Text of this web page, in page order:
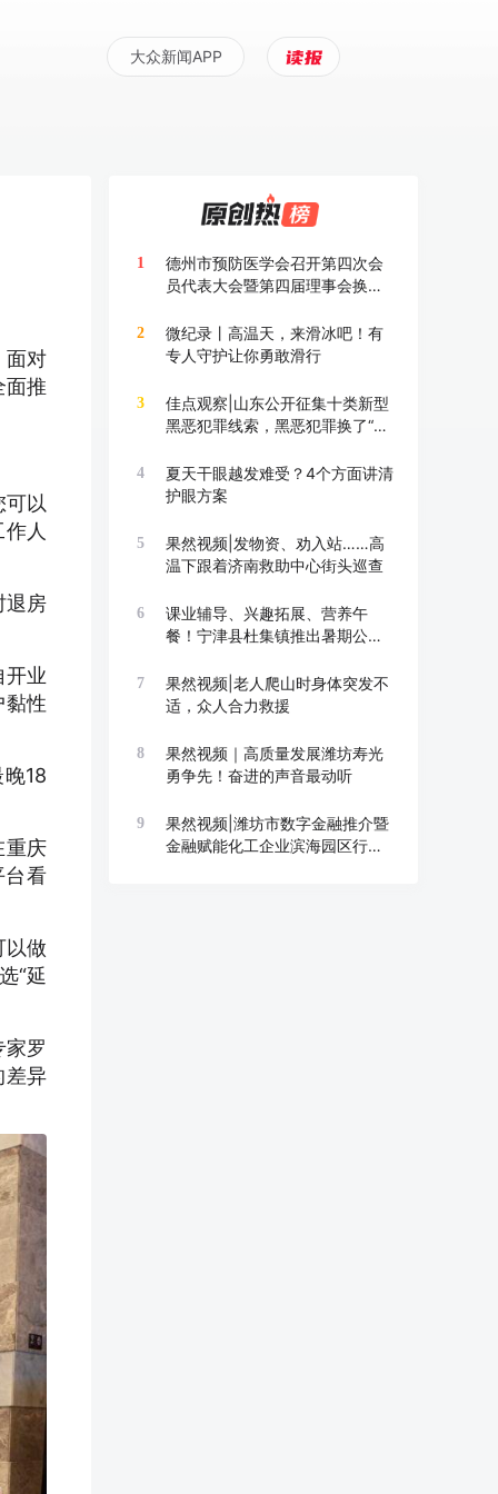
大众新闻APP
面对
面推
可以
人
退房
开业
黏性
18
重庆
台看
以做
“延
家罗
差异
1
德州市预防医学会召开第四次会
员代表大会暨第四届理事会换届
2
微纪录丨高温天，来滑冰吧！有
专人守护让你勇敢滑行
3
佳点观察|山东公开征集十类新型
黑恶犯罪线索，黑恶犯罪换了“马
4
夏天干眼越发难受？4个方面讲清
护眼方案
5
果然视频|发物资、劝入站……高
温下跟着济南救助中心街头巡查
6
课业辅导、兴趣拓展、营养午
餐！宁津县杜集镇推出暑期公益
7
果然视频|老人爬山时身体突发不
适，众人合力救援
8
果然视频｜高质量发展潍坊寿光
勇争先！奋进的声音最动听
9
果然视频|潍坊市数字金融推介暨
金融赋能化工企业滨海园区行举